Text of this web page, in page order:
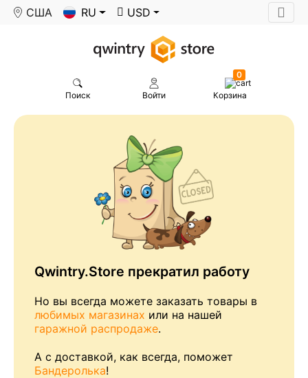
США RU USD
Поиск Войти
0
Корзина
Qwintry.Store прекратил работу
Но вы всегда можете заказать товары в
любимых магазинах или на нашей
гаражной распродаже.
А с доставкой, как всегда, поможет
Бандеролька!